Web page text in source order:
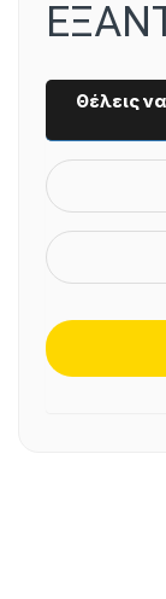
Θέλεις